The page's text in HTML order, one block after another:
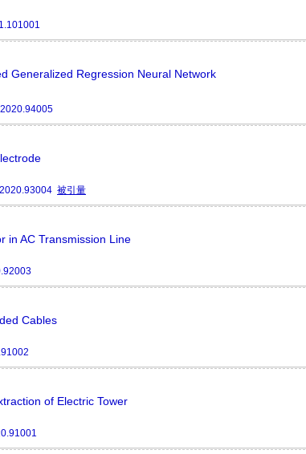
Generalized Regression Neural Network
被引量
in AC Transmission Line
Cables
of Electric Tower